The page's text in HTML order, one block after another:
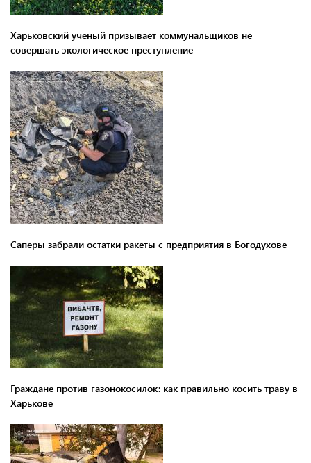
Харьковский ученый призывает коммунальщиков не
совершать экологическое преступление
Саперы забрали остатки ракеты с предприятия в Богодухове
Граждане против газонокосилок: как правильно косить траву в
Харькове